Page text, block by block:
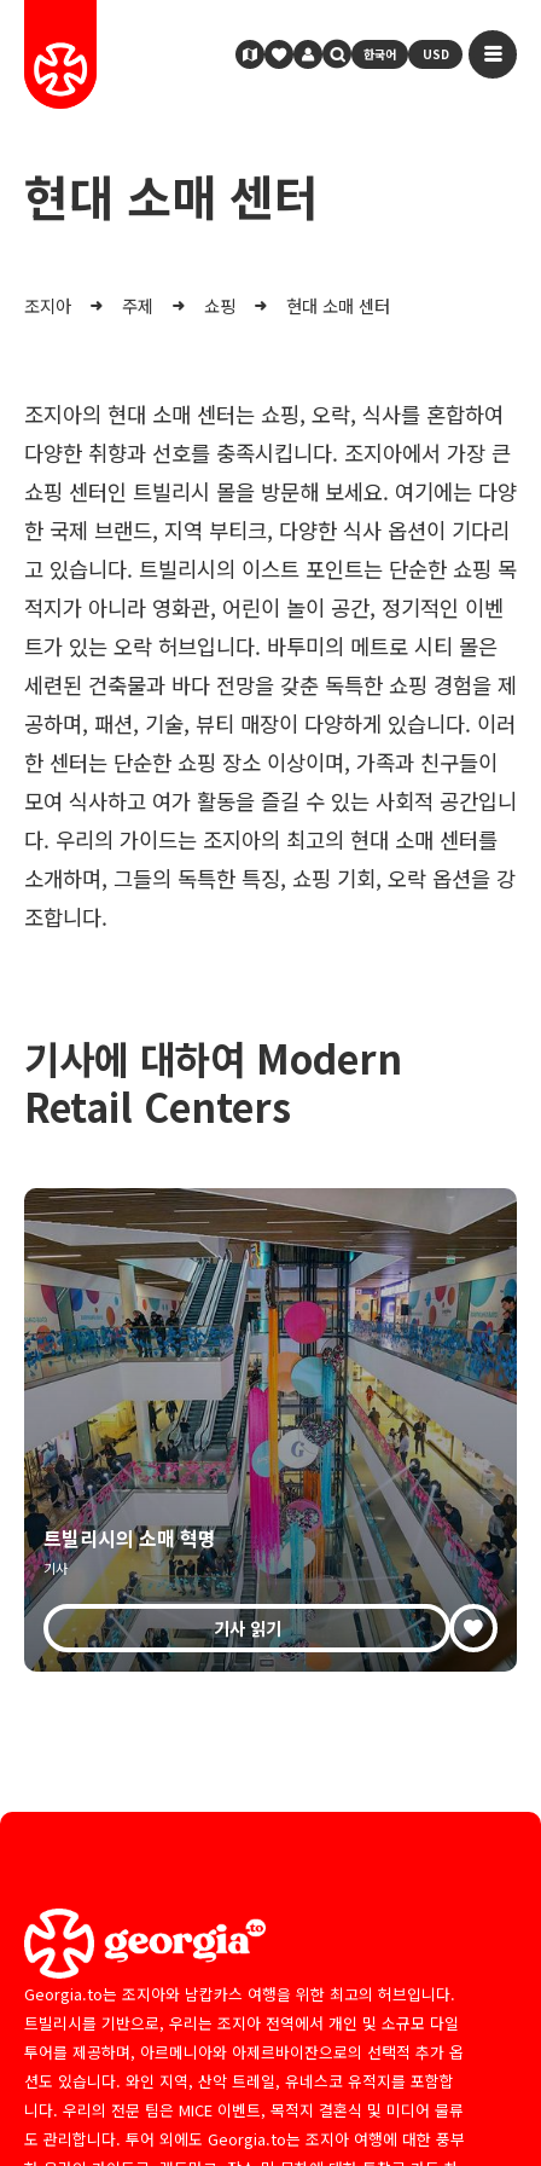
한국어 USD
현대 소매 센터
조지아 주제 쇼핑 현대 소매 센터
조지아의 현대 소매 센터는 쇼핑, 오락, 식사를 혼합하여
다양한 취향과 선호를 충족시킵니다. 조지아에서 가장 큰
쇼핑 센터인 트빌리시 몰을 방문해 보세요. 여기에는 다양
한 국제 브랜드, 지역 부티크, 다양한 식사 옵션이 기다리
고 있습니다. 트빌리시의 이스트 포인트는 단순한 쇼핑 목
적지가 아니라 영화관, 어린이 놀이 공간, 정기적인 이벤
트가 있는 오락 허브입니다. 바투미의 메트로 시티 몰은
세련된 건축물과 바다 전망을 갖춘 독특한 쇼핑 경험을 제
공하며, 패션, 기술, 뷰티 매장이 다양하게 있습니다. 이러
한 센터는 단순한 쇼핑 장소 이상이며, 가족과 친구들이
모여 식사하고 여가 활동을 즐길 수 있는 사회적 공간입니
다. 우리의 가이드는 조지아의 최고의 현대 소매 센터를
소개하며, 그들의 독특한 특징, 쇼핑 기회, 오락 옵션을 강
조합니다.
기사에 대하여 Modern
Retail Centers
트빌리시의 소매 혁명
기사
기사 읽기
Georgia.to는 조지아와 남캅카스 여행을 위한 최고의 허브입니다.
트빌리시를 기반으로, 우리는 조지아 전역에서 개인 및 소규모 다일
투어를 제공하며, 아르메니아와 아제르바이잔으로의 선택적 추가 옵
션도 있습니다. 와인 지역, 산악 트레일, 유네스코 유적지를 포함합
니다. 우리의 전문 팀은 MICE 이벤트, 목적지 결혼식 및 미디어 물류
도 관리합니다. 투어 외에도 Georgia.to는 조지아 여행에 대한 풍부